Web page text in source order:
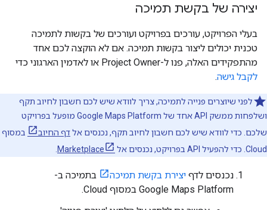
יצירה של בקשת תמיכה
בעלי הפרויקט, עורכים בפרויקט ועורכים של בקשות לתמיכה
טכנית יכולים ליצור בקשות תמיכה. אם לא הוקצה לכם אחד
מהתפקידים האלה, פנו ל-Project Owner או לאדמין הארגוני כדי
לקבל גישה.
לפני שיוצרים פנייה לתמיכה, צריך לוודא שיש לכם חשבון לחיוב תקף
ושלפחות ממשק API אחד של Google Maps Platform מופעל בפרויקט
שלכם. כדי לוודא שיש לכם חשבון לחיוב תקף, נכנסים אלדף החיוב
במסוף
Cloud. כדי להפעיל API בפרויקט, נכנסים אל
Marketplace
נכנסים לדף יצירת בקשת תמיכה
בתמיכה ב-
Google Maps Platform במסוף Cloud.